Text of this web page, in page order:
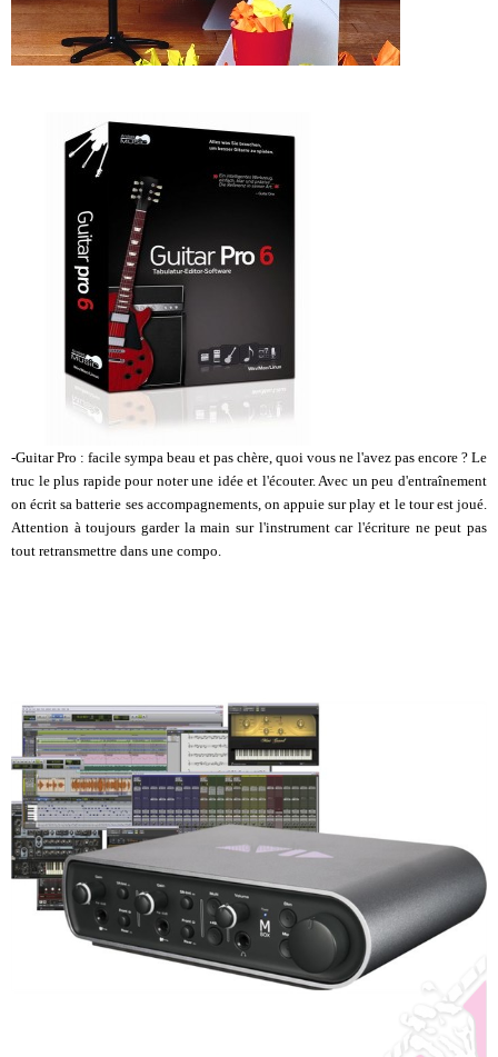
-Guitar Pro : facile sympa beau et pas chère, quoi vous ne l'avez pas encore ? Le
truc le plus rapide pour noter une idée et l'écouter. Avec un peu d'entraînement
on écrit sa batterie ses accompagnements, on appuie sur play et le tour est joué.
Attention à toujours garder la main sur l'instrument car l'écriture ne peut pas
tout retransmettre dans une compo.